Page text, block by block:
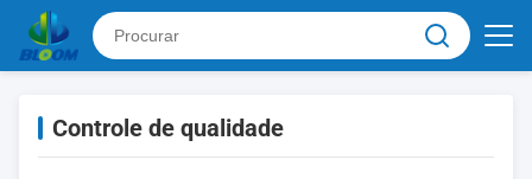
Controle de qualidade